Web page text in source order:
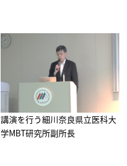
講演を行う細川奈良県立医科大
学MBT研究所副所長